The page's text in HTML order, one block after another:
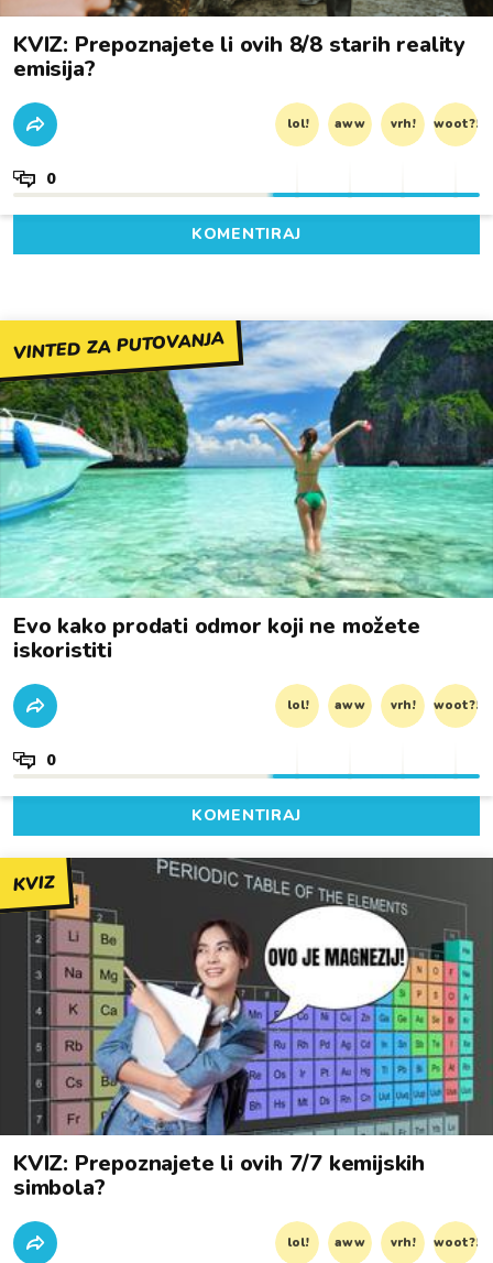
KVIZ: Prepoznajete li ovih 8/8 starih reality
emisija?
lol! aww vrh! woot?!
0
KOMENTIRAJ
VINTED ZA PUTOVANJA
Evo kako prodati odmor koji ne možete
iskoristiti
lol! aww vrh! woot?!
0
KOMENTIRAJ
KVIZ
KVIZ: Prepoznajete li ovih 7/7 kemijskih
simbola?
lol! aww vrh! woot?!